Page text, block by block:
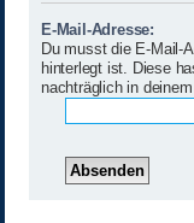
E-Mail-Adresse:
Du musst die E-Mail-
hinterlegt ist. Diese
nachträglich in